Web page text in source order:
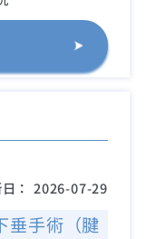
： 2026-07-29
垂手術（腱